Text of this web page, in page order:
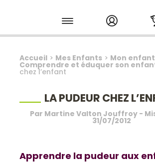
Skip to content
Accueil > Mes Enfants > Mon
Comprendre et éduquer son
chez l’enfant
LA PUDEUR CHEZ
Par Martine Valton Jouffroy-
31/07/2012
Apprendre la pudeur aux